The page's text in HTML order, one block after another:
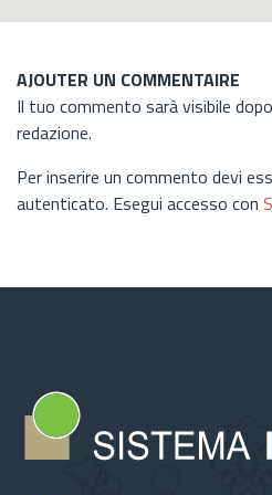
AJOUTER UN COMMENTAIRE
Il tuo commento sarà visibile
redazione.
Per inserire un commento devi
autenticato. Esegui accesso con